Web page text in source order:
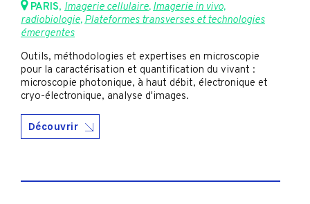
PARIS, Imagerie cellulaire,Imagerie in vivo,
radiobiologie,Plateformes transverses et technologies
émergentes
Outils, méthodologies et expertises en microscopie
pour la caractérisation et quantification du vivant :
microscopie photonique, à haut débit, électronique et
cryo-électronique, analyse d'images.
Découvrir